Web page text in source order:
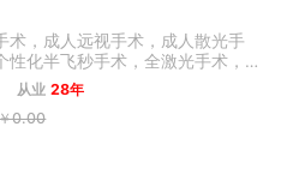
术，成人远视手术，成人散光手
性化半飞秒手术，全激光手术，圆
防控（角膜塑形镜、OK镜、离焦眼
从业 28年
0.00